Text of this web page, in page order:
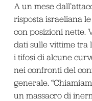
A un mese
risposta israeliana
con posizioni nette.
dati sulle vittime tra
i tifosi di alcune
nei confronti del
generale.
un massacro di